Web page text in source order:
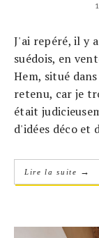
J'ai repéré, il y
suédois, en
Hem, situé
retenu, car je
était
d'idées déco et
Lire la suite →